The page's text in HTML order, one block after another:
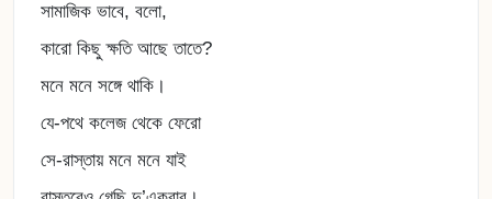
সামাজিক ভাবে, বলো,
কারো কিছু ক্ষতি আছে তাতে?
মনে মনে সঙ্গে থাকি।
যে-পথে কলেজ থেকে ফেরো
সে-রাস্তায় মনে মনে যাই